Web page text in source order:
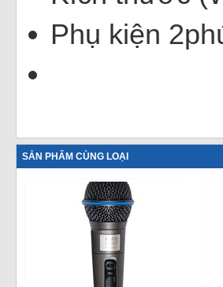
Phụ kiện
SẢN PHẨM CÙNG LOẠI